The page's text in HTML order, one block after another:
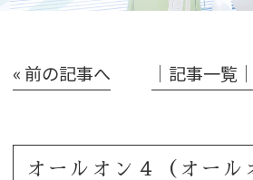
« 前の記事へ │記事一覧│
オールオン４（オール